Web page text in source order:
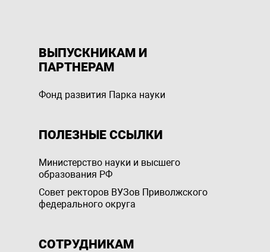
ВЫПУСКНИКАМ И
ПАРТНЕРАМ
Фонд развития Парка науки
ПОЛЕЗНЫЕ ССЫЛКИ
Министерство науки и высшего
образования РФ
Совет ректоров ВУЗов Приволжского
федерального округа
СОТРУДНИКАМ